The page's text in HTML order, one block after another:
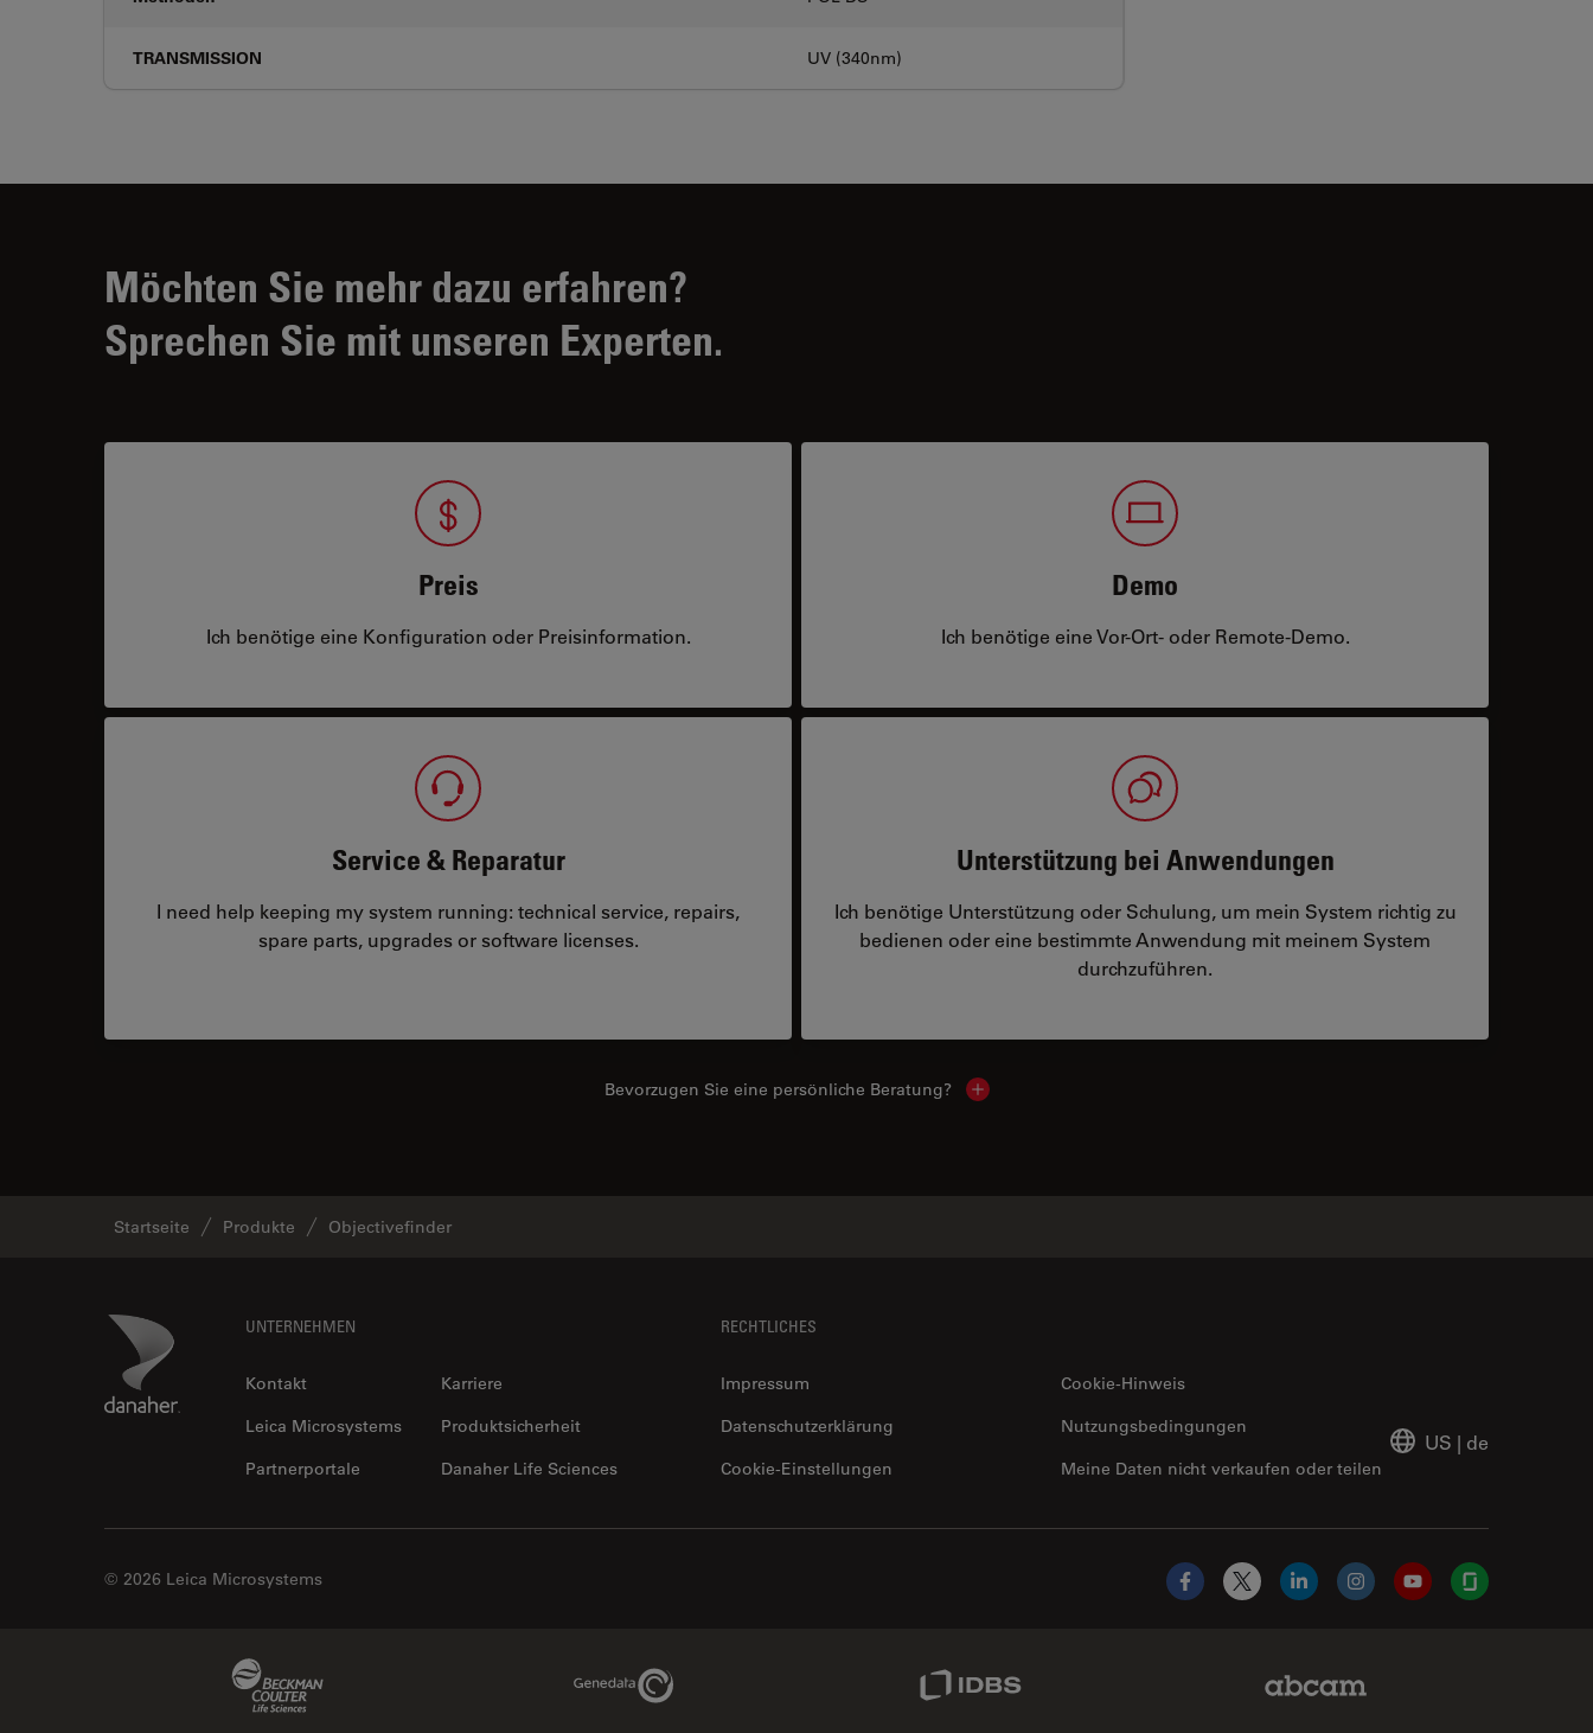
TRANSMISSION UV (340nm)
Möchten Sie mehr dazu erfahren?
Sprechen Sie mit unseren Experten.
Preis
Ich benötige eine Konfiguration oder Preisinformation.
Demo
Ich benötige eine Vor-Ort- oder Remote-Demo.
Service & Reparatur
I need help keeping my system running: technical service, repairs,
spare parts, upgrades or software licenses.
Unterstützung bei Anwendungen
Ich benötige Unterstützung oder Schulung, um mein System richtig zu
bedienen oder eine bestimmte Anwendung mit meinem System
durchzuführen.
Bevorzugen Sie eine persönliche Beratung? Show local contacts
Startseite Produkte Objectivefinder
Danaher Logo UNTERNEHMEN
Kontakt
Karriere
Leica Microsystems
Produktsicherheit
Partnerportale
Danaher Life Sciences
RECHTLICHES
Impressum
Cookie-Hinweis
Datenschutzerklärung
Meine Daten nicht verkaufen oder teilen
Nutzungsbedingungen
Cookie-Einstellungen
US | de
© 2026 Leica Microsystems
Facebook
X LinkedInInstagramYouTubeGlassdoor
Genedata Link